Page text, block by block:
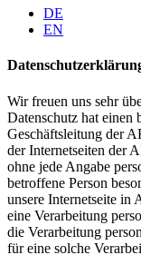
DE
EN
Wir freuen uns sehr
Datenschutz hat einen
Geschäftsleitung der
der Internetseiten der
ohne jede Angabe
betroffene Person
unsere Internetseite in
eine Verarbeitung
die Verarbeitung
für eine solche